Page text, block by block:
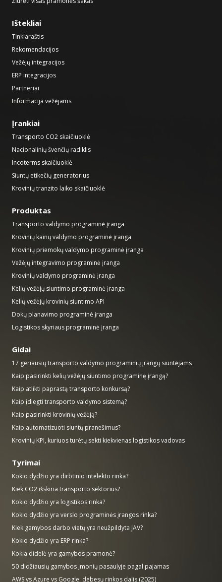
Ištekliai
Tinklaraštis
Rekomendacijos
Vežėjų integracijos
ERP integracijos
Partneriai
Informacija vežėjams
Įrankiai
Transporto CO2 skaičiuoklė
Nacionalinių švenčių radiklis
Incoterms skaičiuoklė
Siuntų etikečių generatorius
Krovinių tranzito laiko skaičiuoklė
Produktas
Transporto valdymo programinė įranga
Krovinių kainų valdymo programinė įranga
Krovinių priemokų valdymo programinė įranga
Vežėjų integravimo programinė įranga
Krovinių valdymo programinė įranga
Kelių vežėjų siuntimo programinė įranga
Kelių vežėjų krovinių siuntimo API
Dokų planavimo programinė įranga
Logistikos skyriaus programinė įranga
Gidai
17 geriausių transporto valdymo programinių įrangų siuntėjams
Kaip pasirinkti kelių vežėjų siuntimo programinę įrangą?
Kaip atlikti paprastą transporto konkursą?
Kaip įdiegti transporto valdymo sistemą?
Kaip pasirinkti krovinių vežėją?
Kaip automatizuoti siuntų pranešimus?
Krovinių KPI, kuriuos turėtų sekti kiekvienas logistikos vadovas
Tyrimai
Kokio dydžio yra dirbtinio intelekto rinka?
Kiek CO2 išskiria transporto sektorius?
Kokio dydžio yra logistikos rinka?
Kokio dydžio yra verslo programinės įrangos rinka?
Kiek gamybos darbo vietų yra neužpildyta JAV?
Kokio dydžio yra ERP rinka?
Kokia didelė yra gamybos pramonė?
50 didžiausių gamybos įmonių pasaulyje pagal pajamas
AWS vs Azure vs Google: debesų rinkos dalis (2025)